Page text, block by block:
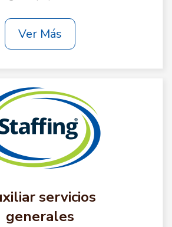
Ver Más
servicios
generales